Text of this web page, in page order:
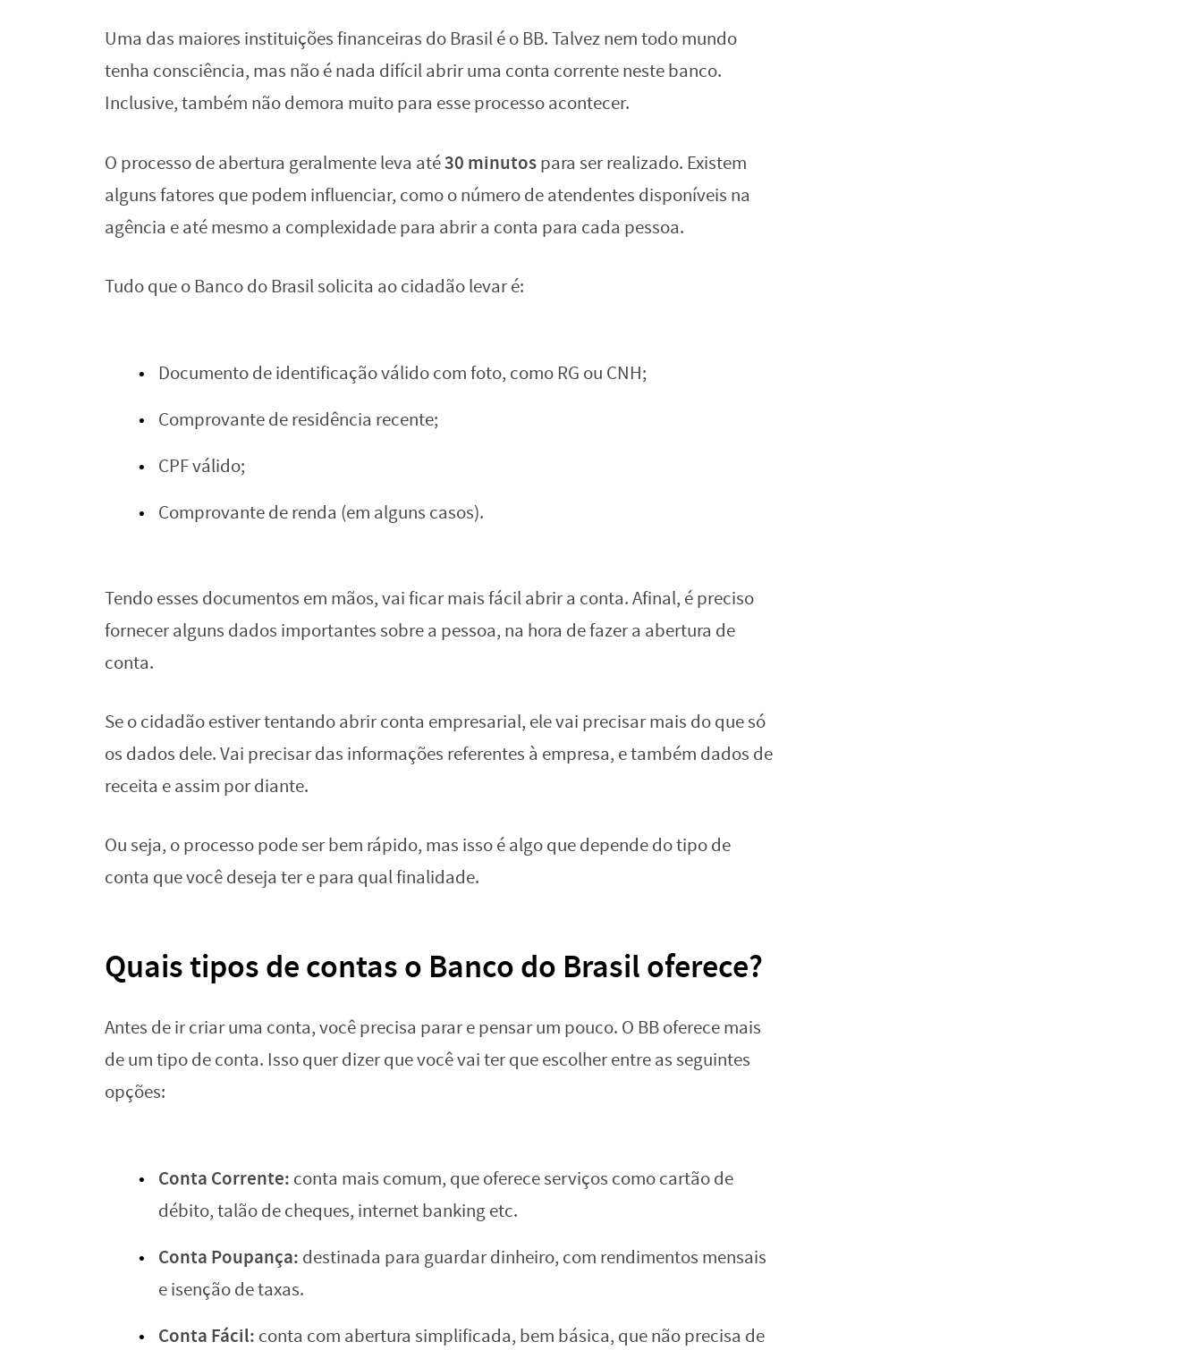
Uma das maiores instituições financeiras do Brasil é o BB. Talvez nem todo mundo
tenha consciência, mas não é nada difícil abrir uma conta corrente neste banco.
Inclusive, também não demora muito para esse processo acontecer.
O processo de abertura geralmente leva até30 minutospara ser realizado. Existem
alguns fatores que podem influenciar, como o número de atendentes disponíveis na
agência e até mesmo a complexidade para abrir a conta para cada pessoa.
Tudo que o Banco do Brasil solicita ao cidadão levar é:
Documento de identificação válido com foto, como RG ou CNH;
Comprovante de residência recente;
CPF válido;
Comprovante de renda (em alguns casos).
Tendo esses documentos em mãos, vai ficar mais fácil abrir a conta. Afinal, é preciso
fornecer alguns dados importantes sobre a pessoa, na hora de fazer a abertura de
conta.
Se o cidadão estiver tentando abrir conta empresarial, ele vai precisar mais do que só
os dados dele. Vai precisar das informações referentes à empresa, e também dados de
receita e assim por diante.
Ou seja, o processo pode ser bem rápido, mas isso é algo que depende do tipo de
conta que você deseja ter e para qual finalidade.
Quais tipos de contas o Banco do Brasil oferece?
Antes de ir criar uma conta, você precisa parar e pensar um pouco. O BB oferece mais
de um tipo de conta. Isso quer dizer que você vai ter que escolher entre as seguintes
opções:
Conta Corrente: conta mais comum, que oferece serviços como cartão de
débito, talão de cheques, internet banking etc.
Conta Poupança: destinada para guardar dinheiro, com rendimentos mensais
e isenção de taxas.
Conta Fácil: conta com abertura simplificada, bem básica, que não precisa de